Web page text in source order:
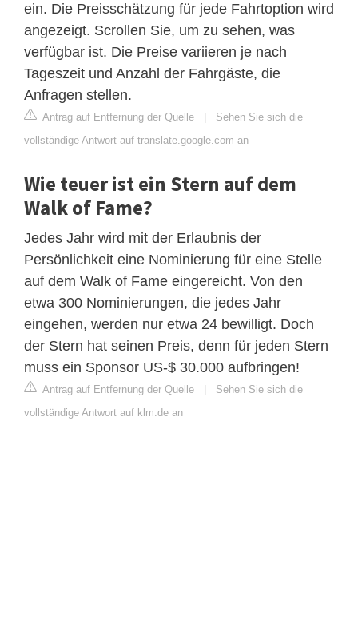
ein. Die Preisschätzung für jede Fahrtoption wird
angezeigt. Scrollen Sie, um zu sehen, was
verfügbar ist. Die Preise variieren je nach
Tageszeit und Anzahl der Fahrgäste, die
Anfragen stellen.
Antrag auf Entfernung der Quelle
Sehen Sie sich die
vollständige Antwort auf translate.google.com an
Wie teuer ist ein Stern auf dem
Walk of Fame?
Jedes Jahr wird mit der Erlaubnis der
Persönlichkeit eine Nominierung für eine Stelle
auf dem Walk of Fame eingereicht. Von den
etwa 300 Nominierungen, die jedes Jahr
eingehen, werden nur etwa 24 bewilligt. Doch
der Stern hat seinen Preis, denn für jeden Stern
muss ein Sponsor US-$ 30.000 aufbringen!
Antrag auf Entfernung der Quelle
Sehen Sie sich die
vollständige Antwort auf klm.de an